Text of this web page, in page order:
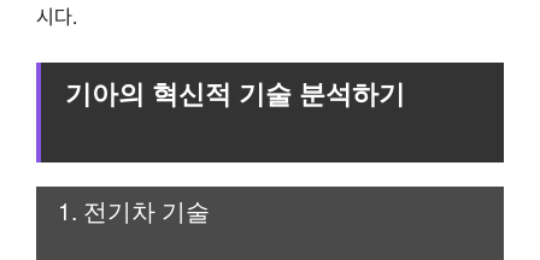
시다.
기아의 혁신적 기술 분석하기
1. 전기차 기술